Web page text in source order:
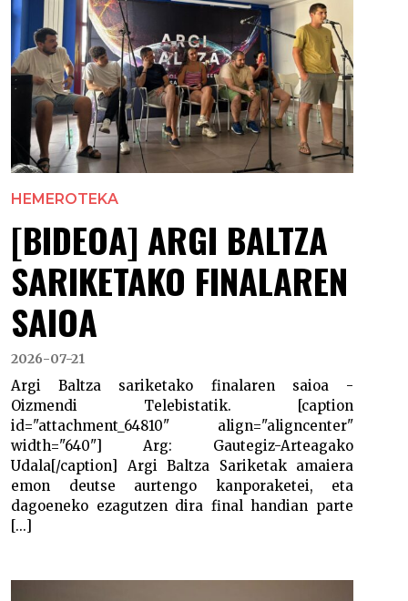
HEMEROTEKA
[BIDEOA] ARGI BALTZA
SARIKETAKO FINALAREN
SAIOA
2026-07-21
Argi Baltza sariketako finalaren saioa -
Oizmendi Telebistatik. [caption
id="attachment_64810" align="aligncenter"
width="640"] Arg: Gautegiz-Arteagako
Udala[/caption] Argi Baltza Sariketak amaiera
emon deutse aurtengo kanporaketei, eta
dagoeneko ezagutzen dira final handian parte
[...]